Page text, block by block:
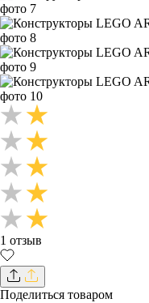
1 отзыв
Поделиться товаром